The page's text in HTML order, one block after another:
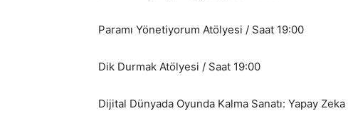
Paramı Yönetiyorum Atölyesi / Saat 19:00
Dik Durmak Atölyesi / Saat 19:00
Dijital Dünyada Oyunda Kalma Sanatı: Yapay